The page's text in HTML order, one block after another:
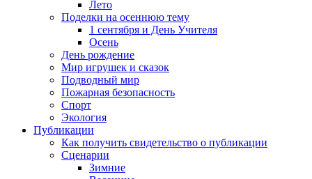
Лето
Поделки на осеннюю тему
1 сентября и День Учителя
Осень
День рождение
Мир игрушек и сказок
Подводный мир
Пожарная безопасность
Спорт
Экология
Публикации
Как получить свидетельство о публикации
Сценарии
Зимние